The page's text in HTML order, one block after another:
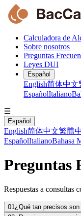
Calculadora de
Sobre nosotros
Preguntas
Leyes DUI
Español
English简体中文
EspañolItaliano
☰
Español
English简体中文繁體
EspañolItalianoBahasa
Preguntas
Respuestas a consultas
01 ¿Qué tan precisos